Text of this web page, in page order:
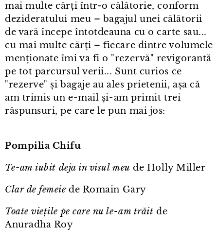
mai multe cărți într⁠-⁠o călătorie, conform
dezideratului meu – bagajul unei călătorii
de vară începe întotdeauna cu o carte sau...
cu mai multe cărți – fiecare dintre volumele
menționate îmi va fi o "rezervă" revigorantă
pe tot parcursul verii... Sunt curios ce
"rezerve" și bagaje au ales prietenii, așa că
am trimis un e⁠-⁠mail și⁠-⁠am primit trei
răspunsuri, pe care le pun mai jos:
Pompilia Chifu
Te⁠-⁠am iubit deja in visul meu de Holly Miller
Clar de femeie de Romain Gary
Toate viețile pe care nu le⁠-⁠am trăit de
Anuradha Roy